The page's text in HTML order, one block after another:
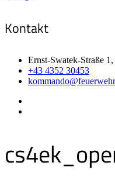
Kontakt
Ernst-Swatek-Straße
+43 4352 30453